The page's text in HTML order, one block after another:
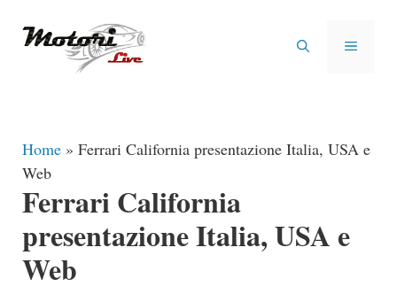
MENU
Home » Ferrari California presentazione Italia, USA e
Web
Ferrari California
presentazione Italia, USA e
Web